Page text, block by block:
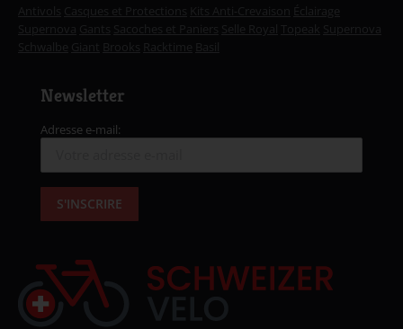
Antivols Casques et Protections Kits Anti-Crevaison
Éclairage
Supernova
Sacoches et Paniers Selle Royal Topeak
Supernova
Schwalbe
Brooks
Newsletter
Adresse e-mail: